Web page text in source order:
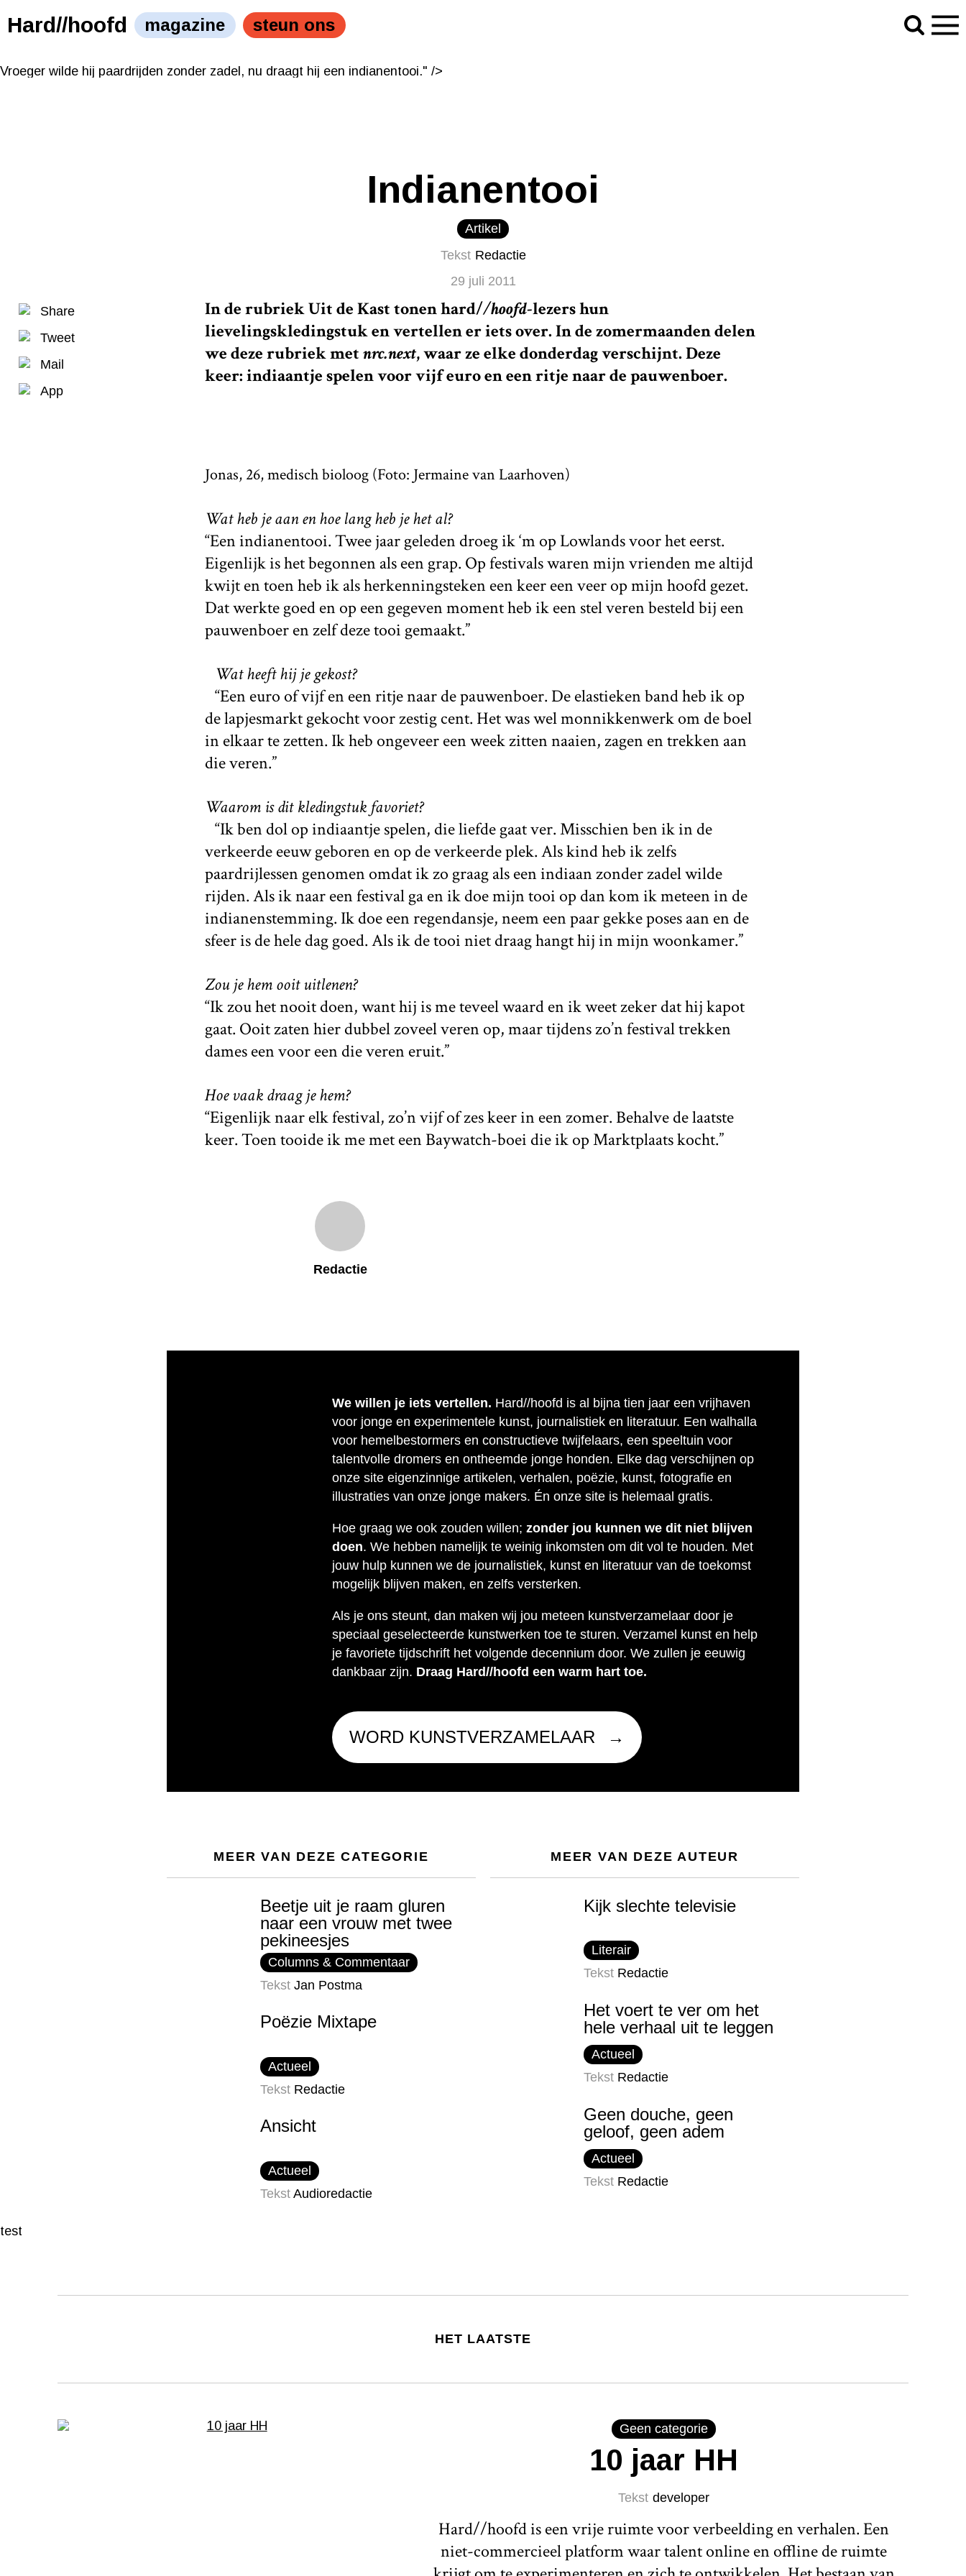
Vroeger wilde hij paardrijden zonder zadel, nu draagt hij een indianentooi." />
Vroeger wilde hij paardrijden zonder zadel, nu draagt hij een indianentooi." />
Hard//hoofd magazine steun ons
Indianentooi
Artikel
Tekst Redactie
29 juli 2011
In de rubriek Uit de Kast tonenhard//hoofd-lezers hun
lievelingskledingstuk en vertellen er iets over. In de zomermaanden delen
we deze rubriek metnrc.next, waar ze elke donderdag verschijnt. Deze
keer: indiaantje spelen voor vijf euro en een ritje naar de pauwenboer.
Jonas, 26, medisch bioloog (Foto: Jermaine van Laarhoven)
Wat heb je aan en hoe lang heb je het al?
“Een indianentooi. Twee jaar geleden droeg ik ‘m op Lowlands voor het eerst.
Eigenlijk is het begonnen als een grap. Op festivals waren mijn vrienden me altijd
kwijt en toen heb ik als herkenningsteken een keer een veer op mijn hoofd gezet.
Dat werkte goed en op een gegeven moment heb ik een stel veren besteld bij een
pauwenboer en zelf deze tooi gemaakt.”
Wat heeft hij je gekost?
“Een euro of vijf en een ritje naar de pauwenboer. De elastieken band heb ik op
de lapjesmarkt gekocht voor zestig cent. Het was wel monnikkenwerk om de boel
in elkaar te zetten. Ik heb ongeveer een week zitten naaien, zagen en trekken aan
die veren.”
Waarom is dit kledingstuk favoriet?
“Ik ben dol op indiaantje spelen, die liefde gaat ver. Misschien ben ik in de
verkeerde eeuw geboren en op de verkeerde plek. Als kind heb ik zelfs
paardrijlessen genomen omdat ik zo graag als een indiaan zonder zadel wilde
rijden. Als ik naar een festival ga en ik doe mijn tooi op dan kom ik meteen in de
indianenstemming. Ik doe een regendansje, neem een paar gekke poses aan en de
sfeer is de hele dag goed. Als ik de tooi niet draag hangt hij in mijn woonkamer.”
Zou je hem ooit uitlenen?
“Ik zou het nooit doen, want hij is me teveel waard en ik weet zeker dat hij kapot
gaat. Ooit zaten hier dubbel zoveel veren op, maar tijdens zo’n festival trekken
dames een voor een die veren eruit.”
Hoe vaak draag je hem?
“Eigenlijk naar elk festival, zo’n vijf of zes keer in een zomer. Behalve de laatste
keer. Toen tooide ik me met een Baywatch-boei die ik op Marktplaats kocht.”
Share
Tweet
Mail
App
Redactie
We willen je iets vertellen. Hard//hoofd is al bijna tien jaar een vrijhaven
voor jonge en experimentele kunst, journalistiek en literatuur. Een walhalla
voor hemelbestormers en constructieve twijfelaars, een speeltuin voor
talentvolle dromers en ontheemde jonge honden. Elke dag verschijnen op
onze site eigenzinnige artikelen, verhalen, poëzie, kunst, fotografie en
illustraties van onze jonge makers. Én onze site is helemaal gratis.
Hoe graag we ook zouden willen; zonder jou kunnen we dit niet blijven
doen. We hebben namelijk te weinig inkomsten om dit vol te houden. Met
jouw hulp kunnen we de journalistiek, kunst en literatuur van de toekomst
mogelijk blijven maken, en zelfs versterken.
Als je ons steunt, dan maken wij jou meteen kunstverzamelaar door je
speciaal geselecteerde kunstwerken toe te sturen. Verzamel kunst en help
je favoriete tijdschrift het volgende decennium door. We zullen je eeuwig
dankbaar zijn. Draag Hard//hoofd een warm hart toe.
WORD KUNSTVERZAMELAAR
MEER VAN DEZE CATEGORIE
Beetje uit je raam gluren
naar een vrouw met twee
pekineesjes
Columns & Commentaar
Tekst Jan Postma
Poëzie Mixtape
Actueel
Tekst Redactie
Ansicht
Actueel
Tekst Audioredactie
MEER VAN DEZE AUTEUR
Kijk slechte televisie
Literair
Tekst Redactie
Het voert te ver om het
hele verhaal uit te leggen
Actueel
Tekst Redactie
Geen douche, geen
geloof, geen adem
Actueel
Tekst Redactie
test
HET LAATSTE
Geen categorie
10 jaar HH
Tekst developer
Hard//hoofd is een vrije ruimte voor verbeelding en verhalen. Een
niet-commercieel platform waar talent online en offline de ruimte